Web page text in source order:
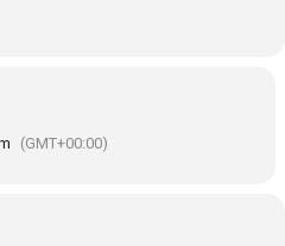
(GMT+00:00)